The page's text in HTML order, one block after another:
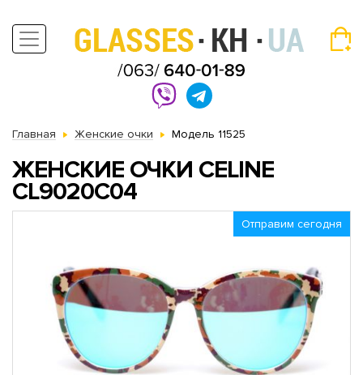
Главная Женские очки Модель 11525
ЖЕНСКИЕ ОЧКИ CELINE
CL9020C04
Отправим сегодня